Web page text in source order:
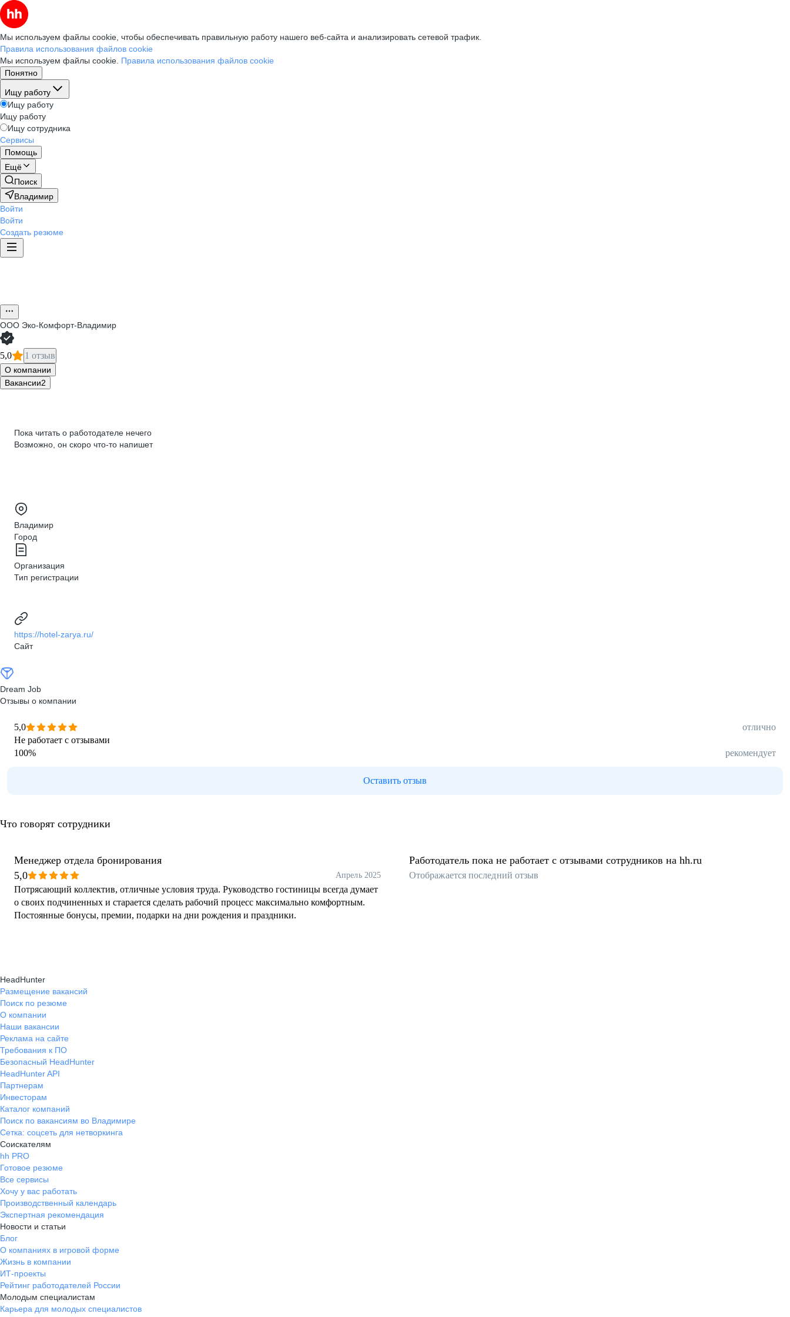
Мы используем файлы cookie, чтобы обеспечивать правильную работу нашего веб-сайта и анализировать сетевой трафик.
Правила использования файлов cookie
Мы используем файлы cookie. Правила использования файлов cookie
Понятно
Ищу работу
Ищу работу
Ищу работу
Ищу сотрудника
Сервисы
Помощь
Ещё
Поиск
Владимир
Войти
Войти
Создать резюме
ООО Эко-Комфорт-Владимир
5,0 1 отзыв
О компании
Вакансии2
Пока читать о работодателе нечего
Возможно, он скоро что‑то напишет
Владимир
Город
Организация
Тип регистрации
https://hotel-zarya.ru/
Сайт
Dream Job
Отзывы о компании
5,0
отлично
Не работает с отзывами
100% рекомендует
Оставить отзыв
Что говорят сотрудники
Менеджер отдела бронирования
5,0
Апрель 2025
Потрясающий коллектив, отличные условия труда. Руководство гостиницы всегда думает
о своих подчиненных и старается сделать рабочий процесс максимально комфортным.
Постоянные бонусы, премии, подарки на дни рождения и праздники.
Работодатель пока не работает с отзывами сотрудников на hh.ru
Отображается последний отзыв
HeadHunter
Размещение вакансий
Поиск по резюме
О компании
Наши вакансии
Реклама на сайте
Требования к ПО
Безопасный HeadHunter
HeadHunter API
Партнерам
Инвесторам
Каталог компаний
Поиск по вакансиям во Владимире
Сетка: соцсеть для нетворкинга
Соискателям
hh PRO
Готовое резюме
Все сервисы
Хочу у вас работать
Производственный календарь
Экспертная рекомендация
Новости и статьи
Блог
О компаниях в игровой форме
Жизнь в компании
ИТ-проекты
Рейтинг работодателей России
Молодым специалистам
Карьера для молодых специалистов